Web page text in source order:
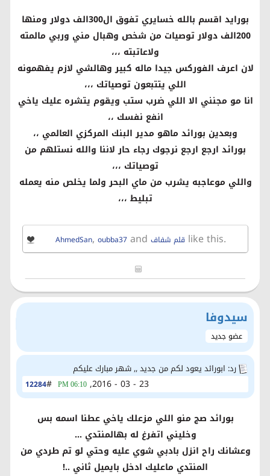
بورايد اقسم بالله خسايري تفوق ال300الف دولار ومنها
200الف دولار توصيات من شخص وهبال مني وربي مالمته
ولاعاتبته ،،،
لان اعرف الفوركس جيدا ماله كبير وهالشي لازم يفهمونه
اللي يتتبعون توصياتك ،،،
انا مو مجنني الا اللي ضرب ستب ويقوم يتشره عليك ياخي
انفع نفسك ،،
وبعدين بورائد ماهو مدير البنك المركزي العالمي ،،
بورائد ارجع ارجع نرجوك رجاء حار لاننا والله نستلهم من
توصياتك ،،،
واللي موعاجبه يشرب من ماي البحر ولما يخلص منه يعمله
تبليط ،،،
AhmedSan, oubba37 and قلم شفاف like this.
سيدوفا
عضو جديد
رد: ابورائد يعود لكم من جديد ,, شهر مبارك عليكم
12284# 23 - 03 - 2016,
06:10 PM
بورائد صج منو اللي مزعلك ياخي عطنا اسمه بس
وخليني اتفرغ له بهالمنتدي ...
وعشانك راح انزل بادبي شوي عليه وحتي لو تم طردي من
المنتدي ماعليك ادخل بايميل ثاني ..!